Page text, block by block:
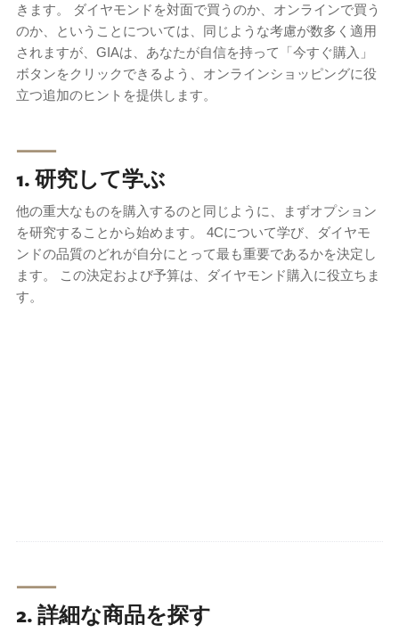
きます。 ダイヤモンドを対面で買うのか、オンラインで買う
のか、ということについては、同じような考慮が数多く適用
されますが、GIAは、あなたが自信を持って「今すぐ購入」
ボタンをクリックできるよう、オンラインショッピングに役
立つ追加のヒントを提供します。
⸺
1. 研究して学ぶ
他の重大なものを購入するのと同じように、まずオプション
を研究することから始めます。 4Cについて学び、ダイヤモ
ンドの品質のどれが自分にとって最も重要であるかを決定し
ます。 この決定および予算は、ダイヤモンド購入に役立ちま
す。
⸺
2. 詳細な商品を探す